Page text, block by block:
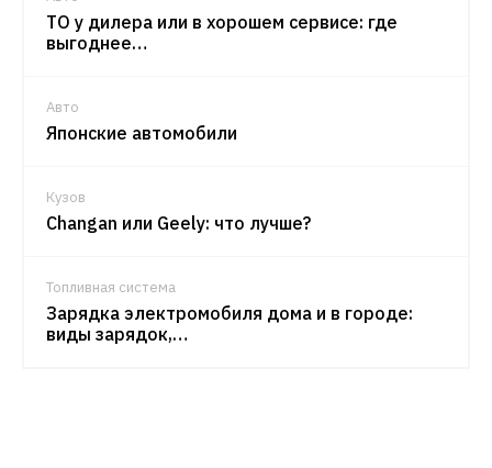
ТО у дилера или в хорошем сервисе: где
выгоднее…
Авто
Японские автомобили
Кузов
Changan или Geely: что лучше?
Топливная система
Зарядка электромобиля дома и в городе:
виды зарядок,…